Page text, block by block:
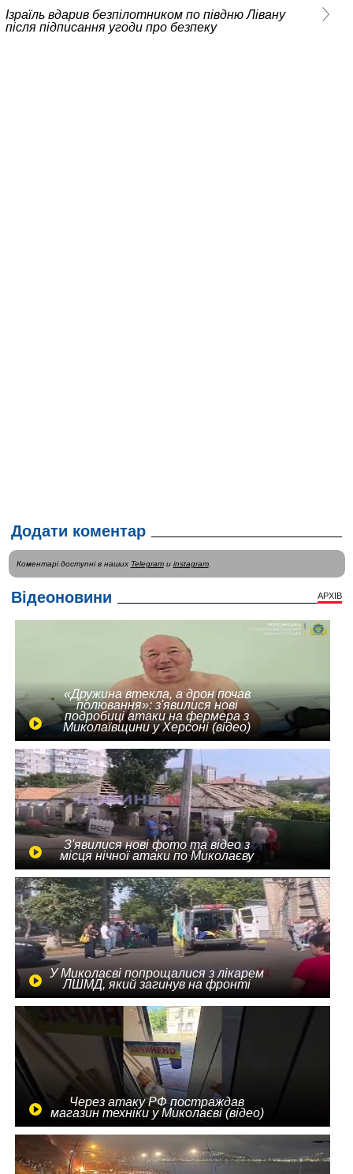
Ізраїль вдарив безпілотником по півдню Лівану
після підписання угоди про безпеку
Додати коментар
Коментарі доступні в наших Telegramи instagram.
Відеоновини АРХІВ
«Дружина втекла, а дрон почав
полювання»: з'явилися нові
подробиці атаки на фермера з
Миколаївщини у Херсоні (відео)
З'явилися нові фото та відео з
місця нічної атаки по Миколаєву
У Миколаєві попрощалися з лікарем
ЛШМД, який загинув на фронті
Через атаку РФ постраждав
магазин техніки у Миколаєві (відео)